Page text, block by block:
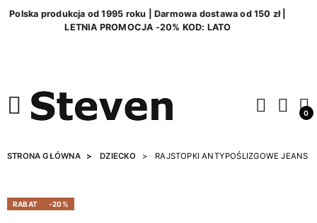
Polska produkcja od 1995 roku | Darmowa dostawa od 150 zł |
LETNIA PROMOCJA -20% KOD: LATO
0
STRONA GŁÓWNA DZIECKO RAJSTOPKI ANTYPOŚLIZGOWE JEANS
RABAT -20%